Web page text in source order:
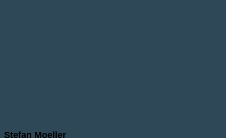
Stefan Moeller